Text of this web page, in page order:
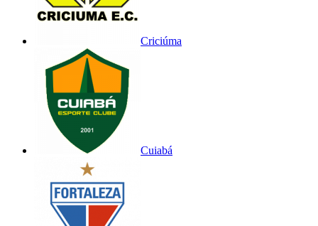
Criciúma
Cuiabá